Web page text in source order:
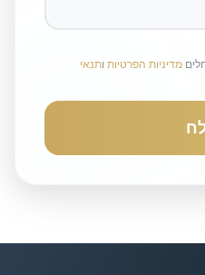
מדיניות הפרטיות ותנאי